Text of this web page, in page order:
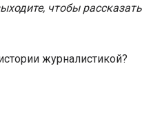
чтобы рассказать
журналистикой?